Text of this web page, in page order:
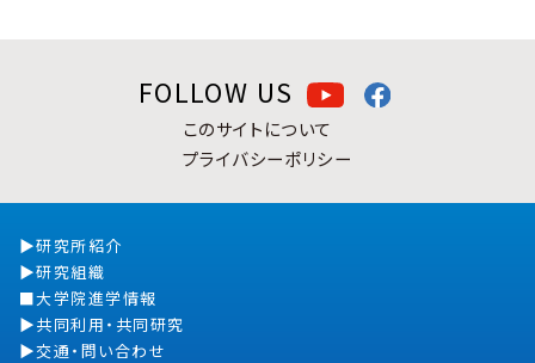
FOLLOW US
このサイトについて
プライバシーポリシー
研究所紹介
研究組織
大学院進学情報
共同利用・共同研究
交通・問い合わせ